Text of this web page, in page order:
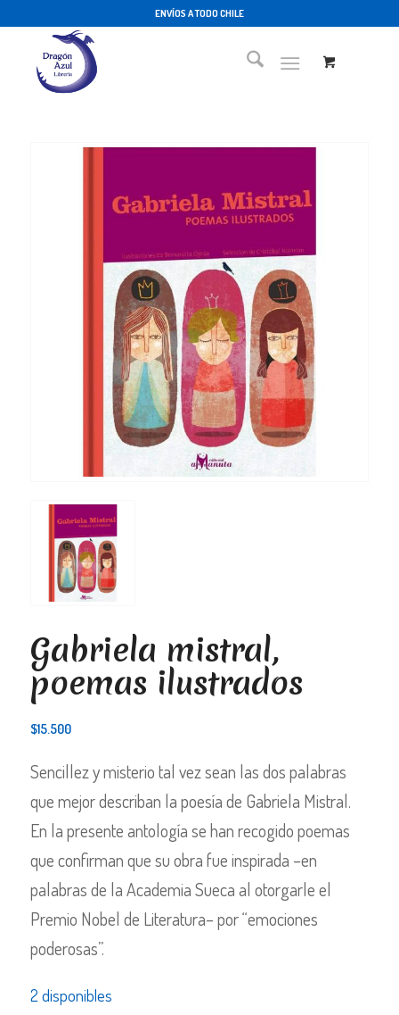
ENVÍOS A TODO CHILE
Gabriela mistral,
poemas ilustrados
$15.500
Sencillez y misterio tal vez sean las dos palabras
que mejor describan la poesía de Gabriela Mistral.
En la presente antología se han recogido poemas
que confirman que su obra fue inspirada –en
palabras de la Academia Sueca al otorgarle el
Premio Nobel de Literatura– por “emociones
poderosas”.
2 disponibles